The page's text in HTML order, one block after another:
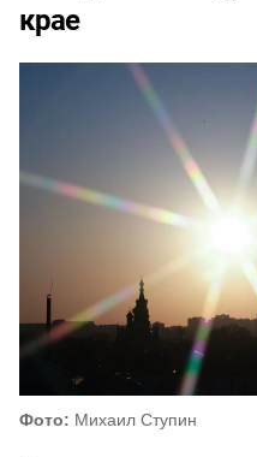
крае
Фото: Михаил Ступин